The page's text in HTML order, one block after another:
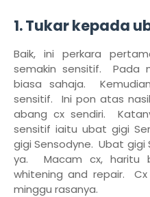
1. Tukar kepada
Baik, ini perkara
semakin sensitif. Pada
biasa sahaja.
sensitif. Ini pon atas
abang cx sendiri.
sensitif iaitu ubat gigi
gigi Sensodyne. Ubat gigi
ya. Macam cx, haritu
whitening and repair.
minggu rasanya.